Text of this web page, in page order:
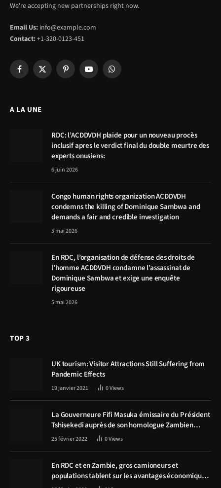
We're accepting new partnerships right now.
Email Us: info@example.com
Contact:+1-320-0123-451
Facebook
X
PinterestYouTubeWhatsApp
A LA UNE
RDC: l’ACDDVDH plaide pour un nouveau procès
inclusif apres le verdict final du double meurtre des
experts onusiens:
6 juin 2026
Congo human rights organization ACDDVDH
condemns the killing of Dominique Sambwa and
demands a fair and credible investigation
5 mai 2026
En RDC, l’organisation de défense des droits de
l’homme ACDDVDH condamne l’assassinat de
Dominique Sambwa et exige une enquête
rigoureuse
5 mai 2026
TOP 3
UK tourism: Visitor Attractions Still Suffering from
Pandemic Effects
19 janvier 2021 0Views
La Gouverneure Fifi Masuka émissaire du Président
Tshisekedi auprès de son homologue Zambien
Hichilema, la construction de la route Kolwezi -
25 février 2022 0Views
En RDC et en Zambie, gros camioneurs et
populations tablent sur les avantages économiques